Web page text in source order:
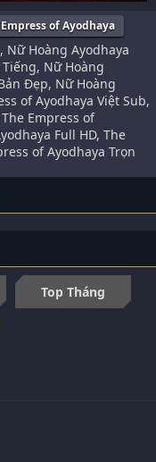
of Ayodhaya
Nữ Hoàng Ayodhaya
Nữ Hoàng
Đẹp, Nữ Hoàng
of Ayodhaya Việt Sub,
Empress of
Full HD, The
of Ayodhaya Trọn
Top Tháng